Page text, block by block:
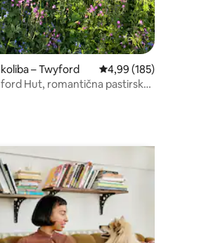
– Twyford Prosječna ocjena:
4,99 (185)
Hut, romantična pastirska